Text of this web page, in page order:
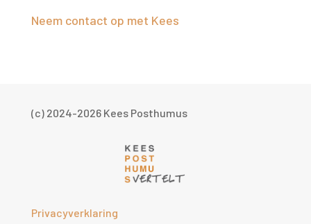
Neem contact op met Kees
(c) 2024-2026 Kees Posthumus
Privacyverklaring